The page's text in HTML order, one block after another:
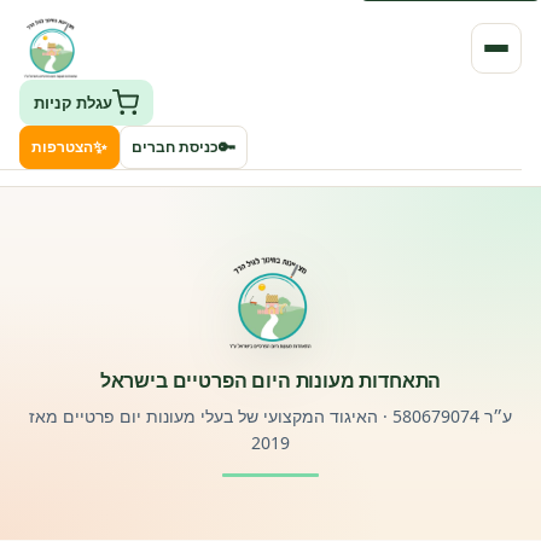
רישוי וחקיקה
פורטל לוח מודעות דרושים עובדים
עגלת קניות
🔑כניסת חברים ✨הצטרפות
התאחדות מעונות היום הפרטיים בישראל
ע״ר 580679074 · האיגוד המקצועי של בעלי מעונות יום פרטיים מאז
2019